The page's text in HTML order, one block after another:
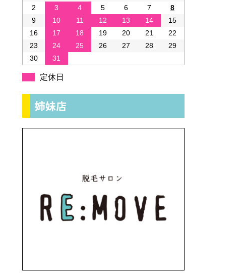
2
3 4 5 6 7
8
9
10 11 12 13 14
15
16
17 18 19 20 21
22
23
24 25 26 27 28
29
30
31
定休日
姉妹店